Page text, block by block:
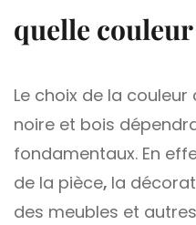
quelle
Le choix de la couleur
noire et bois
fondamentaux. En
de la pièce, la
des meubles et